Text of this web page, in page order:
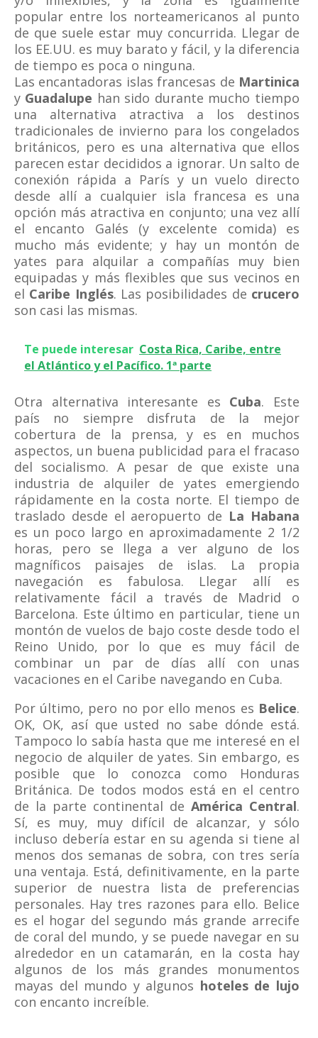
popular entre los norteamericanos al punto
de que suele estar muy concurrida. Llegar de
los EE.UU. es muy barato y fácil, y la diferencia
de tiempo es poca o ninguna.
Las encantadoras islas francesas de Martinica
y Guadalupe han sido durante mucho tiempo
una alternativa atractiva a los destinos
tradicionales de invierno para los congelados
británicos, pero es una alternativa que ellos
parecen estar decididos a ignorar. Un salto de
conexión rápida a París y un vuelo directo
desde allí a cualquier isla francesa es una
opción más atractiva en conjunto; una vez allí
el encanto Galés (y excelente comida) es
mucho más evidente; y hay un montón de
yates para alquilar a compañías muy bien
equipadas y más flexibles que sus vecinos en
el Caribe Inglés. Las posibilidades de crucero
son casi las mismas.
Te puede interesar Costa Rica, Caribe, entre
el Atlántico y el Pacífico. 1ª parte
Otra alternativa interesante es Cuba. Este
país no siempre disfruta de la mejor
cobertura de la prensa, y es en muchos
aspectos, un buena publicidad para el fracaso
del socialismo. A pesar de que existe una
industria de alquiler de yates emergiendo
rápidamente en la costa norte. El tiempo de
traslado desde el aeropuerto de La Habana
es un poco largo en aproximadamente 2 1/2
horas, pero se llega a ver alguno de los
magníficos paisajes de islas. La propia
navegación es fabulosa. Llegar allí es
relativamente fácil a través de Madrid o
Barcelona. Este último en particular, tiene un
montón de vuelos de bajo coste desde todo el
Reino Unido, por lo que es muy fácil de
combinar un par de días allí con unas
vacaciones en el Caribe navegando en Cuba.
Por último, pero no por ello menos es Belice.
OK, OK, así que usted no sabe dónde está.
Tampoco lo sabía hasta que me interesé en el
negocio de alquiler de yates. Sin embargo, es
posible que lo conozca como Honduras
Británica. De todos modos está en el centro
de la parte continental de América Central.
Sí, es muy, muy difícil de alcanzar, y sólo
incluso debería estar en su agenda si tiene al
menos dos semanas de sobra, con tres sería
una ventaja. Está, definitivamente, en la parte
superior de nuestra lista de preferencias
personales. Hay tres razones para ello. Belice
es el hogar del segundo más grande arrecife
de coral del mundo, y se puede navegar en su
alrededor en un catamarán, en la costa hay
algunos de los más grandes monumentos
mayas del mundo y algunos hoteles de lujo
con encanto increíble.